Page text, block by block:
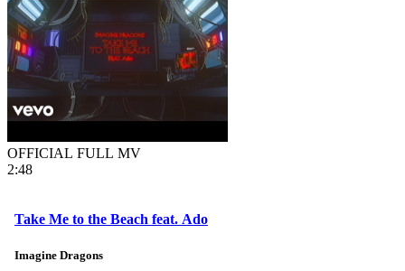
OFFICIAL FULL MV
2:48
Take Me to the Beach feat. Ado
Imagine Dragons